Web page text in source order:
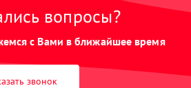
1 год
вопросы?
с Вами в ближайшее время
звонок